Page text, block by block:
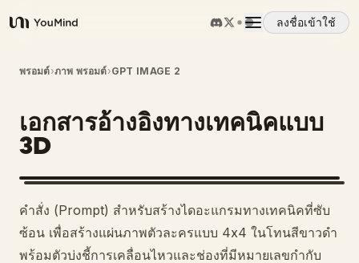
YouMind
ลงชื่อเข้าใช้
ภาพรวม
กรณีการใช้งาน
ทักษะ
พรอมต์
พรอมต์›ภาพ พรอมต์›GPT IMAGE 2
เอกสารอ้างอิงทางเทคนิคแบบ
3D
คำสั่ง (Prompt) สำหรับสร้างไดอะแกรมทางเทคนิคที่ซับ
ซ้อน เพื่อสร้างแผ่นภาพตัวละครแบบ 4x4 ในโทนสีขาวดำ
พร้อมตัวบ่งชี้การเคลื่อนไหวและช่องที่มีหมายเลขกำกับ